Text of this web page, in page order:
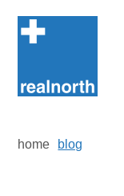
to
home blog